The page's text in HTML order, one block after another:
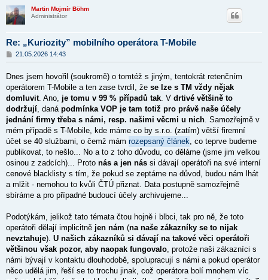
k
Martin Mojmír Böhm
Administrátor
Re: „Kuriozity” mobilního operátora T-Mobile
P
ř
s
p
ě
v
e
k
21.05.2026 14:43
Dnes jsem hovořil (soukromě) o tomtéž s jiným, tentokrát retenčním
operátorem T-Mobile a ten zase tvrdil, že se lze s TM vždy nějak
domluvit. Ano, je tomu v 99 % případů tak. V drtivé většině to
dodržují, daná podmínka VOP je tam totiž pro právě naše účely
jednání firmy třeba s námi, resp. našimi věcmi u nich. Samozřejmě v
mém případě s T-Mobile, kde máme co by s.r.o. (zatím) větší firemní
účet se 40 službami, o čemž mám rozepsaný článek, co teprve budeme
publikovat, to nešlo... No a to z toho důvodu, co děláme (jsme jim velkou
osinou z zadcích)... Proto nás a jen nás si dávají operátoři na své interní
cenové blacklisty s tím, že pokud se zeptáme na důvod, budou nám lhát
a mlžit - nemohou to kvůli ČTÚ přiznat. Data postupně samozřejmě
sbíráme a pro případné budoucí účely archivujeme...
Podotýkám, jelikož tato témata čtou hojně i blbci, tak pro ně, že toto
operátoři dělají implicitně jen nám (na naše zákazníky se to nijak
nevztahuje). U našich zákazníků si dávají na takové věci operátoři
většinou však pozor, aby naopak fungovalo, protože naši zákazníci s
námi bývají v kontaktu dlouhodobě, spolupracují s námi a pokud operátor
něco udělá jim, řeší se to trochu jinak, což operátora bolí mnohem víc